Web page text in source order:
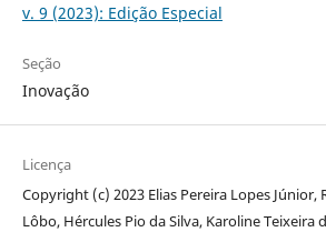
v. 9 (2023): Edição Especial
Seção
Inovação
Licença
Copyright (c) 2023 Elias Pereira Lopes Júnior,
Lôbo, Hércules Pio da Silva, Karoline Teixeira